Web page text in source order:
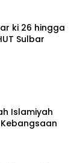
ki 26 hingga
Sulbar
Islamiyah